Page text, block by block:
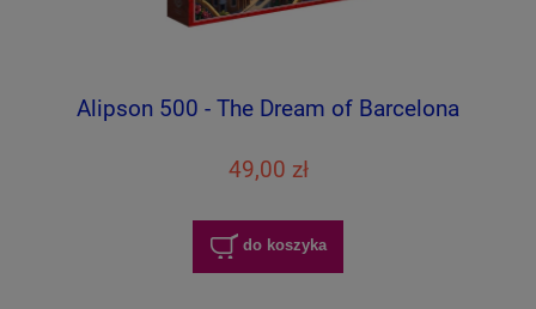
Alipson 500 - The Dream of Barcelona
49,00 zł
do koszyka